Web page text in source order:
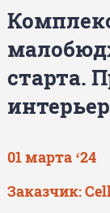
старта.
01 марта ‘24
Заказчик: